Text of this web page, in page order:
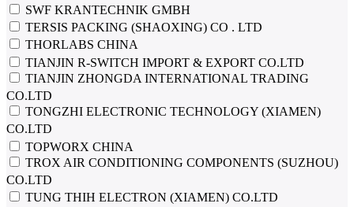
SWF KRANTECHNIK GMBH
TERSIS PACKING (SHAOXING) CO . LTD
THORLABS CHINA
TIANJIN R-SWITCH IMPORT & EXPORT CO.LTD
TIANJIN ZHONGDA INTERNATIONAL TRADING
CO.LTD
TONGZHI ELECTRONIC TECHNOLOGY (XIAMEN)
CO.LTD
TOPWORX CHINA
TROX AIR CONDITIONING COMPONENTS (SUZHOU)
CO.LTD
TUNG THIH ELECTRON (XIAMEN) CO.LTD